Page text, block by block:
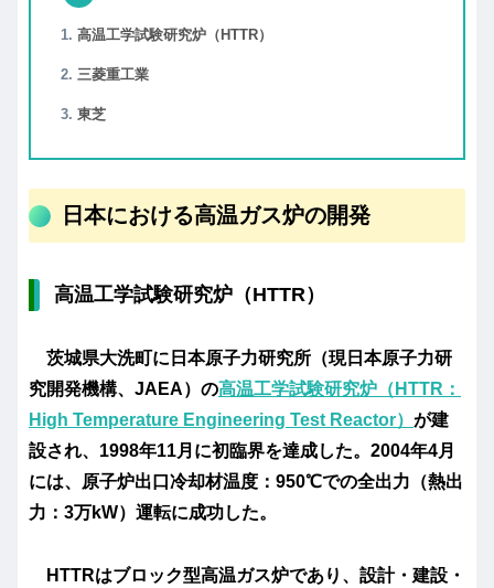
高温工学試験研究炉（HTTR）
三菱重工業
東芝
日本における高温ガス炉の開発
高温工学試験研究炉（HTTR）
茨城県大洗町に日本原子力研究所（現日本原子力研
究開発機構、JAEA）の高温工学試験研究炉（HTTR：
High Temperature Engineering Test Reactor） が建
設され、1998年11月に初臨界を達成した。2004年4月
には、原子炉出口冷却材温度：950℃での全出力（熱出
力：3万kW）運転に成功した。
HTTRはブロック型高温ガス炉であり、設計・建設・